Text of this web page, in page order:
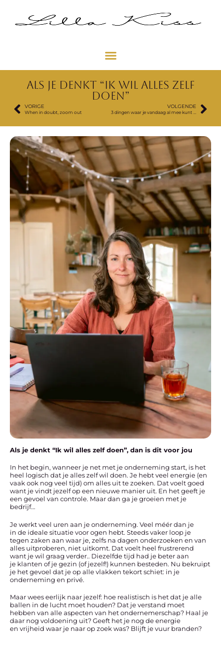
Als je denkt “Ik wil alles zelf
doen”
VORIGE
When in doubt, zoom out
VOLGENDE
Als je denkt “Ik wil alles zelf doen”, dan is dit voor jou
In het begin, wanneer je net met je onderneming start, is het
heel logisch dat je alles zelf wil doen. Je hebt veel energie (en
vaak ook nog veel tijd) om alles uit te zoeken. Dat voelt goed
want je vindt jezelf op een nieuwe manier uit. En het geeft je
een gevoel van controle. Maar dan ga je groeien met je
bedrijf…
Je werkt veel uren aan je onderneming. Veel méér dan je
in de ideale situatie voor ogen hebt. Steeds vaker loop je
tegen zaken aan waar je, zelfs na dagen onderzoeken en van
alles uitproberen, niet uitkomt. Dat voelt heel frustrerend
want je wil graag verder.. Diezelfde tijd had je beter aan
je klanten of je gezin (of jezelf!) kunnen besteden. Nu bekruipt
je het gevoel dat je op alle vlakken tekort schiet: in je
onderneming en privé.
Maar wees eerlijk naar jezelf: hoe realistisch is het dat je alle
ballen in de lucht moet houden? Dat je verstand moet
hebben van alle aspecten van het ondernemerschap? Haal je
daar nog voldoening uit? Geeft het je nog de energie
en vrijheid waar je naar op zoek was? Blijft je vuur branden?